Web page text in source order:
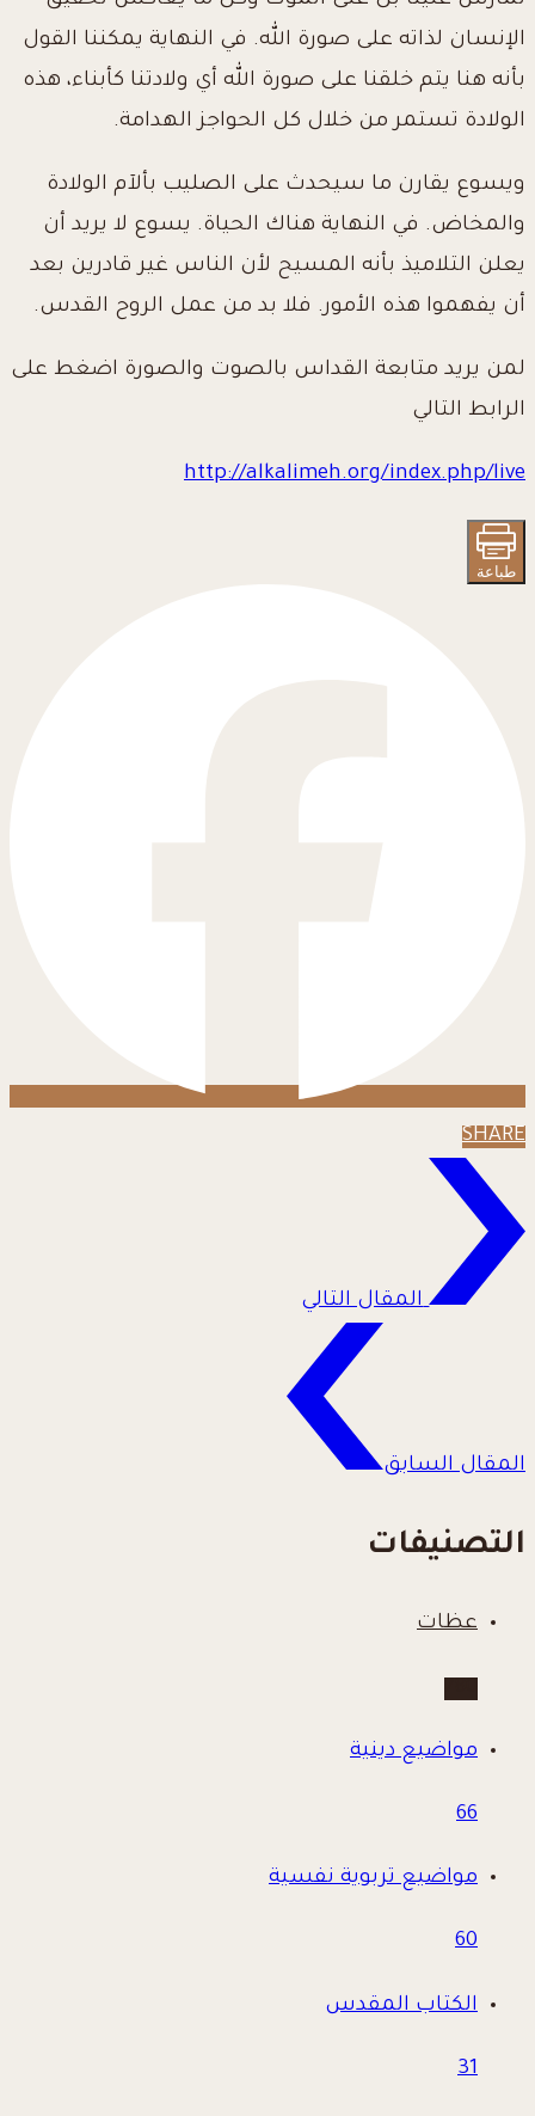
الإنسان لذاته على صورة الله. في النهاية يمكننا القول
بأنه هنا يتم خلقنا على صورة الله أي ولادتنا كأبناء، هذه
الولادة تستمر من خلال كل الحواجز الهدامة.
ويسوع يقارن ما سيحدث على الصليب بألآم الولادة
والمخاض. في النهاية هناك الحياة. يسوع لا يريد أن
يعلن التلاميذ بأنه المسيح لأن الناس غير قادرين بعد
أن يفهموا هذه الأمور. فلا بد من عمل الروح القدس.
لمن يريد متابعة القداس بالصوت والصورة اضغط على
الرابط التالي
http://alkalimeh.org/index.php/live
طباعة
SHARE
المقال التالي
المقال السابق
التصنيفات
عظات
مواضيع دينية
66
مواضيع تربوية نفسية
60
الكتاب المقدس
31